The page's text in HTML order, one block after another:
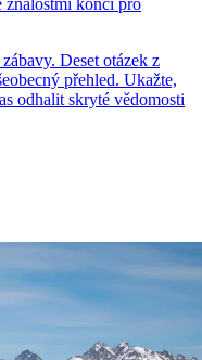
Deset otázek z
přehled. Ukažte,
odhalit skryté vědomosti